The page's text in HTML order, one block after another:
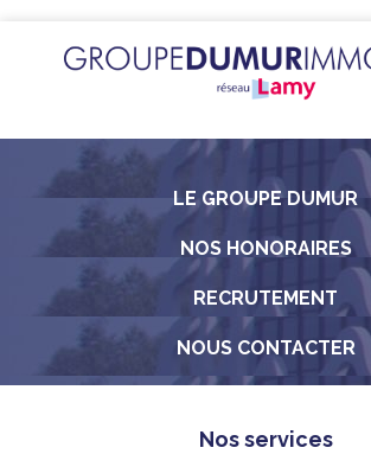
LE GROUPE DUMUR
NOS HONORAIRES
RECRUTEMENT
NOUS CONTACTER
Nos services